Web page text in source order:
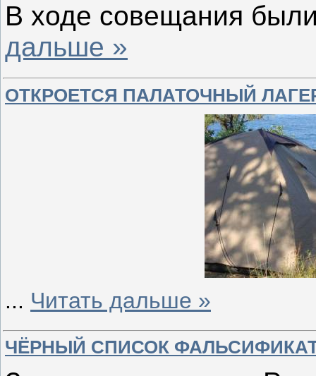
В ходе совещания
дальше »
ОТКРОЕТСЯ ПАЛАТОЧНЫЙ
... Читать дальше »
ЧЁРНЫЙ СПИСОК